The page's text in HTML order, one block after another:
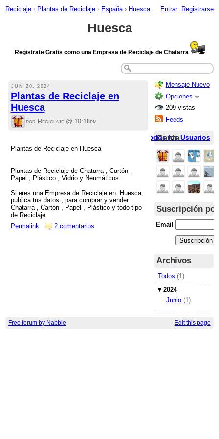
Reciclaje › Plantas de Reciclaje › España › Huesca Entrar Registrarse
Huesca
Registrate Gratis como una Empresa de Reciclaje de Chatarra
JUN 20, 2024
Plantas de Reciclaje en
Huesca
por Reciclaje @ 10:18pm
Plantas de Reciclaje en Huesca
Plantas de Reciclaje de Chatarra , Cartón ,
Papel , Plástico , Vidrio y Neumáticos .
Si eres una Empresa de Reciclaje en Huesca,
publica tus datos , para comprar y vender
Chatarra , Cartón , Papel , Plástico y todo tipo
de Reciclaje
Permalink
2 comentarios
Mensaje Nuevo
Opciones
209 vistas
Feeds
Todos los Usuarios
Gente
Suscripción
Email
Archivos
Todos (1)
▾2024
Junio(1)
Free forum by Nabble Edit this page